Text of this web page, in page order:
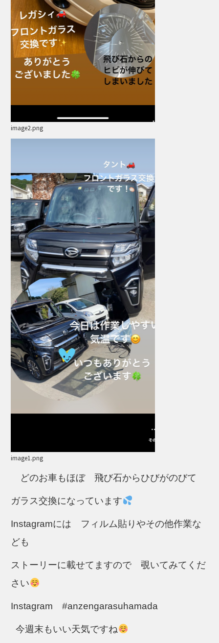
image2.png
image1.png
どのお車もほぼ 飛び石からひびがのびて
ガラス交換になっています
Instagramには フィルム貼りやその他作業な
ども
ストーリーに載せてますので 覗いてみてくだ
さい
Instagram #anzengarasuhamada
今週末もいい天気ですね